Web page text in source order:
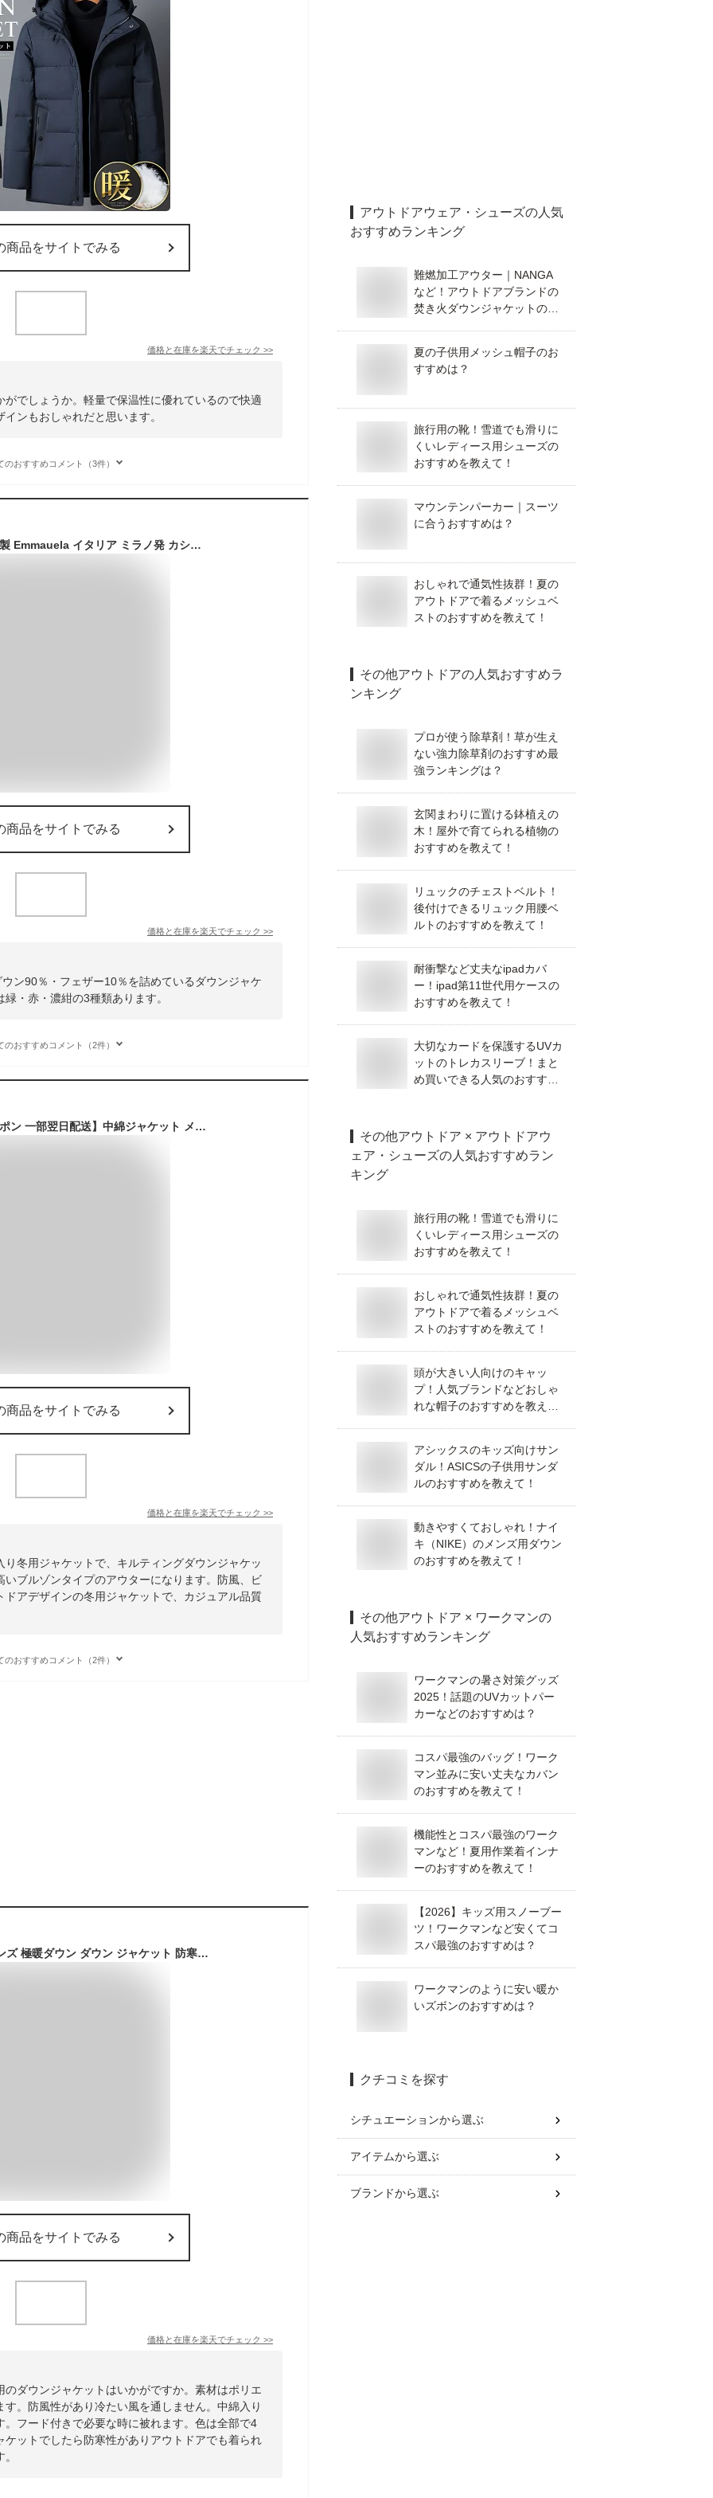
商品をサイトでみる
価格と在庫を楽天でチェック >>
でしょうか。軽量で保温性に優れているので快適
ンもおしゃれだと思います。
のおすすめコメント（3件）
ダウンジャケット EU製 Emmauela イタリア ミラノ発 カシミア混 暖か 防寒 フワフワ 切替 個性 オシャレ アウター ジャケット マウンテンパーカー ブルゾン トップス カジュアル 秋冬 メンズ 学生 通勤 通学 日常
商品をサイトでみる
価格と在庫を楽天でチェック >>
ン90％・フェザー10％を詰めているダウンジャケ
・赤・濃紺の3種類あります。
のおすすめコメント（2件）
【3点で15%OFFクーポン 一部翌日配送】中綿ジャケット メンズ レディース ビジネス 厚地 キルティング ジャケット ダウンジャケット 厚手ジャケット ショート丈中綿コート ハイネック 防寒ジャケット ブルゾン 防寒 アウター 大きいサイズ 暖か 秋冬 防寒着 防風 冬服 冬物
商品をサイトでみる
価格と在庫を楽天でチェック >>
冬用ジャケットで、キルティングダウンジャケッ
ブルゾンタイプのアウターになります。防風、ビ
アデザインの冬用ジャケットで、カジュアル品質
のおすすめコメント（2件）
ダウンジャケット メンズ 極暖ダウン ダウン ジャケット 防寒 秋 冬 ファッション 男性 紳士 アウター 軽量 メンズ かっこいい おしゃれ ギフト プレゼント ブラック 【平日14時迄のご注文・決済確定で当日発送】 ※在庫僅かです！※
商品をサイトでみる
価格と在庫を楽天でチェック >>
ダウンジャケットはいかがですか。素材はポリエ
。防風性があり冷たい風を通しません。中綿入り
フード付きで必要な時に被れます。色は全部で4
ットでしたら防寒性がありアウトドアでも着られ
アウトドアウェア・シューズの人気
おすすめランキング
難燃加工アウター｜NANGA
など！アウトドアブランドの
焚き火ダウンジャケットのお
夏の子供用メッシュ帽子のお
すすめは？
旅行用の靴！雪道でも滑りに
くいレディース用シューズの
おすすめを教えて！
マウンテンパーカー｜スーツ
に合うおすすめは？
おしゃれで通気性抜群！夏の
アウトドアで着るメッシュベ
ストのおすすめを教えて！
その他アウトドアの人気おすすめラ
ンキング
プロが使う除草剤！草が生え
ない強力除草剤のおすすめ最
強ランキングは？
玄関まわりに置ける鉢植えの
木！屋外で育てられる植物の
おすすめを教えて！
リュックのチェストベルト！
後付けできるリュック用腰ベ
ルトのおすすめを教えて！
耐衝撃など丈夫なipadカバ
ー！ipad第11世代用ケースの
おすすめを教えて！
大切なカードを保護するUVカ
ットのトレカスリーブ！まと
め買いできる人気のおすすめ
その他アウトドア × アウトドアウ
ェア・シューズの人気おすすめラン
キング
旅行用の靴！雪道でも滑りに
くいレディース用シューズの
おすすめを教えて！
おしゃれで通気性抜群！夏の
アウトドアで着るメッシュベ
ストのおすすめを教えて！
頭が大きい人向けのキャッ
プ！人気ブランドなどおしゃ
れな帽子のおすすめを教え
アシックスのキッズ向けサン
ダル！ASICSの子供用サンダ
ルのおすすめを教えて！
動きやすくておしゃれ！ナイ
キ（NIKE）のメンズ用ダウン
のおすすめを教えて！
その他アウトドア × ワークマンの
人気おすすめランキング
ワークマンの暑さ対策グッズ
2025！話題のUVカットパー
カーなどのおすすめは？
コスパ最強のバッグ！ワーク
マン並みに安い丈夫なカバン
のおすすめを教えて！
機能性とコスパ最強のワーク
マンなど！夏用作業着インナ
ーのおすすめを教えて！
【2026】キッズ用スノーブー
ツ！ワークマンなど安くてコ
スパ最強のおすすめは？
ワークマンのように安い暖か
いズボンのおすすめは？
クチコミを探す
シチュエーションから選ぶ
アイテムから選ぶ
ブランドから選ぶ